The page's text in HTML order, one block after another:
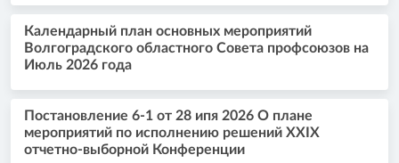
Календарный план основных мероприятий
Волгоградского областного Совета профсоюзов на
Июль 2026 года
Постановление 6-1 от 28 ипя 2026 О плане
мероприятий по исполнению решений XXIX
отчетно-выборной Конференции